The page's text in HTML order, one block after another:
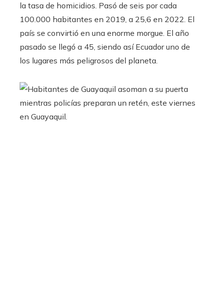
la tasa de homicidios. Pasó de seis por cada
100.000 habitantes en 2019, a 25,6 en 2022. El
país se convirtió en una enorme morgue. El año
pasado se llegó a 45, siendo así Ecuador uno de
los lugares más peligrosos del planeta.